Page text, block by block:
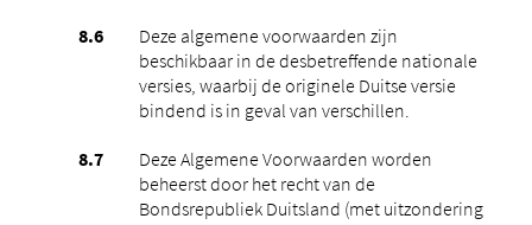
Deze algemene voorwaarden zijn
beschikbaar in de desbetreffende nationale
versies, waarbij de originele Duitse versie
bindend is in geval van verschillen.
Deze Algemene Voorwaarden worden
beheerst door het recht van de
Bondsrepubliek Duitsland (met uitzondering